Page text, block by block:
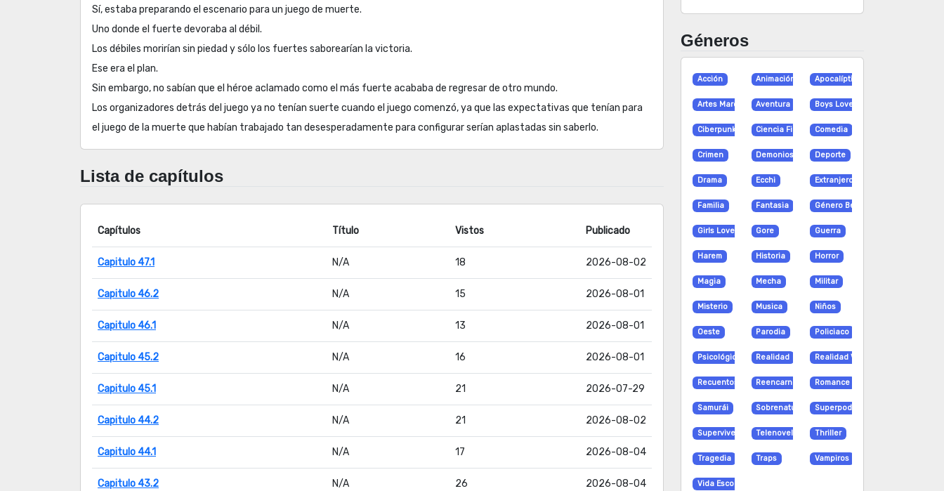
Sí, estaba preparando el escenario para un juego de muerte.
Uno donde el fuerte devoraba al débil.
Los débiles morirían sin piedad y sólo los fuertes saborearían la victoria.
Ese era el plan.
Sin embargo, no sabían que el héroe aclamado como el más fuerte acababa de regresar de otro mundo.
Los organizadores detrás del juego ya no tenían suerte cuando el juego comenzó, ya que las expectativas que tenían para
el juego de la muerte que habían trabajado tan desesperadamente para configurar serían aplastadas sin saberlo.
Lista de capítulos
Capítulos Título Vistos Publicado
Capitulo 47.1 N/A 18 2026-08-02
Capitulo 46.2 N/A 15 2026-08-01
Capitulo 46.1 N/A 13 2026-08-01
Capitulo 45.2 N/A 16 2026-08-01
Capitulo 45.1 N/A 21 2026-07-29
Capitulo 44.2 N/A 21 2026-08-02
Capitulo 44.1 N/A 17 2026-08-04
Capitulo 43.2 N/A 26 2026-08-04
Géneros
Acción Animación Apocalíptico
Artes Marciales Aventura Boys Love
Ciberpunk Ciencia Ficción Comedia
Crimen Demonios Deporte
Drama Ecchi Extranjero
Familia Fantasia Género Bender
Girls Love Gore Guerra
Harem Historia Horror
Magia Mecha Militar
Misterio Musica Niños
Oeste Parodia Policiaco
Psicológico Realidad Realidad Virtual
Recuentos de la vidaReencarnación Romance
Samurái Sobrenatural Superpoderes
Supervivencia Telenovela Thriller
Tragedia Traps Vampiros
Vida Escolar